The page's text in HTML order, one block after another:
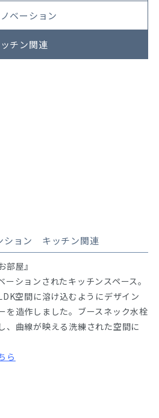
ベーション
チン関連
ション キッチン関連
部屋』
ションされたキッチンスペース。
空間に溶け込むようにデザイン
を造作しました。ブースネック水栓
、曲線が映える洗練された空間に
ら